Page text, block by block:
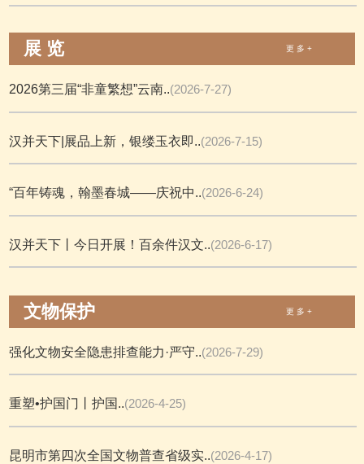
展 览 更 多 +
2026第三届“非童繁想”云南..(2026-7-27)
汉并天下|展品上新，银缕玉衣即..(2026-7-15)
“百年铸魂，翰墨春城——庆祝中..(2026-6-24)
汉并天下丨今日开展！百余件汉文..(2026-6-17)
文物保护 更 多 +
强化文物安全隐患排查能力·严守..(2026-7-29)
重塑•护国门丨护国..(2026-4-25)
昆明市第四次全国文物普查省级实..(2026-4-17)